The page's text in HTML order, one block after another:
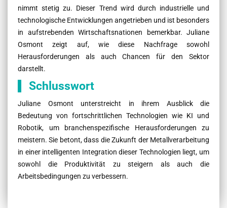
nimmt stetig zu. Dieser Trend wird durch industrielle und
technologische Entwicklungen angetrieben und ist besonders
in aufstrebenden Wirtschaftsnationen bemerkbar. Juliane
Osmont zeigt auf, wie diese Nachfrage sowohl
Herausforderungen als auch Chancen für den Sektor
darstellt.
Schlusswort
Juliane Osmont unterstreicht in ihrem Ausblick die
Bedeutung von fortschrittlichen Technologien wie KI und
Robotik, um branchenspezifische Herausforderungen zu
meistern. Sie betont, dass die Zukunft der Metallverarbeitung
in einer intelligenten Integration dieser Technologien liegt, um
sowohl die Produktivität zu steigern als auch die
Arbeitsbedingungen zu verbessern.